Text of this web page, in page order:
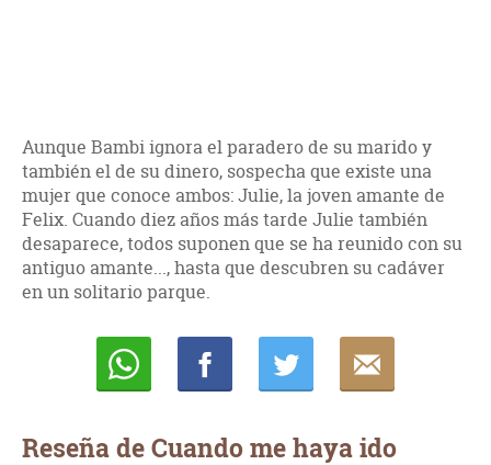
Aunque Bambi ignora el paradero de su marido y
también el de su dinero, sospecha que existe una
mujer que conoce ambos: Julie, la joven amante de
Felix. Cuando diez años más tarde Julie también
desaparece, todos suponen que se ha reunido con su
antiguo amante..., hasta que descubren su cadáver
en un solitario parque.
Reseña de Cuando me haya ido